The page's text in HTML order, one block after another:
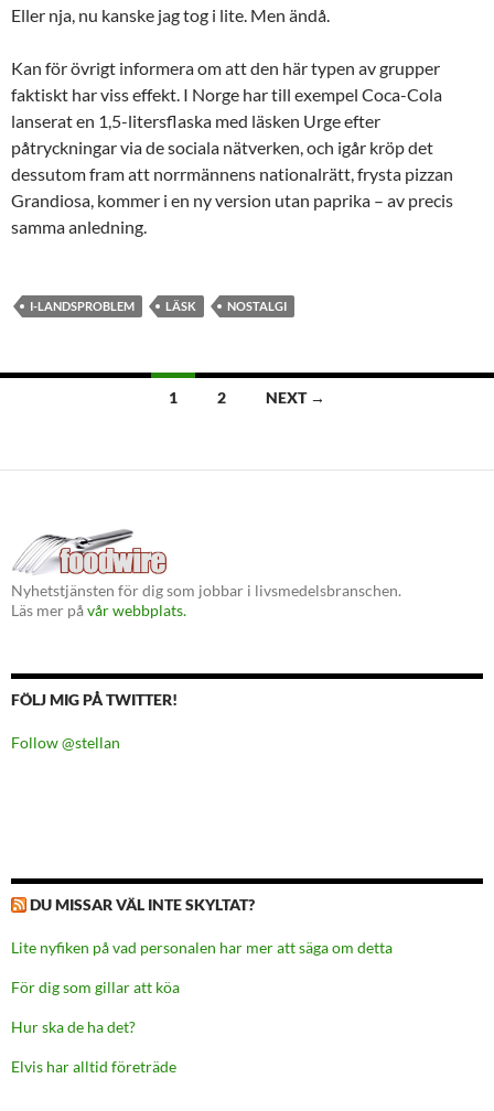
Eller nja, nu kanske jag tog i lite. Men ändå.
Kan för övrigt informera om att den här typen av grupper
faktiskt har viss effekt. I Norge har till exempel Coca-Cola
lanserat en 1,5-litersflaska med läsken Urge efter
påtryckningar via de sociala nätverken, och igår kröp det
dessutom fram att norrmännens nationalrätt, frysta pizzan
Grandiosa, kommer i en ny version utan paprika – av precis
samma anledning.
I-LANDSPROBLEM LÄSK NOSTALGI
1 2 NEXT →
Nyhetstjänsten för dig som jobbar i livsmedelsbranschen.
Läs mer påvår webbplats.
FÖLJ MIG PÅ TWITTER!
Follow @stellan
DU MISSAR VÄL INTE SKYLTAT?
Lite nyfiken på vad personalen har mer att säga om detta
För dig som gillar att köa
Hur ska de ha det?
Elvis har alltid företräde